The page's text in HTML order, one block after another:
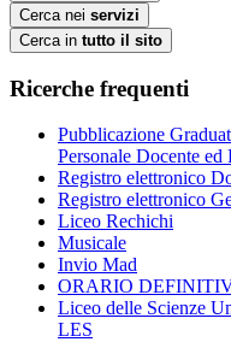
Cerca nei servizi
Cerca in tutto il sito
Ricerche frequenti
Pubblicazione
Personale Docente
Registro elettronico
Registro elettronico
Liceo Rechichi
Musicale
Invio Mad
ORARIO
Liceo delle Scienze
LES